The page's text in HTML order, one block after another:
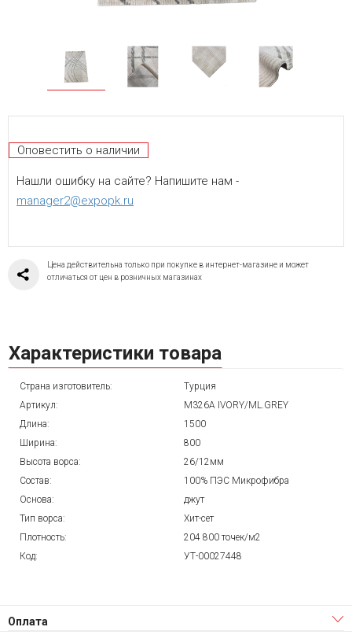
Оповестить о наличии
Нашли ошибку на сайте? Напишите нам -
manager2@expopk.ru
Цена действительна только при покупке в интернет-магазине и может
отличаться от цен в розничных магазинах
Характеристики товара
Страна изготовитель:
Турция
Артикул:
M326A IVORY/ML.GREY
Длина:
1500
Ширина:
800
Высота ворса:
26/12мм
Состав:
100% ПЭС Микрофибра
Основа:
джут
Тип ворса:
Хит-сет
Плотность:
204 800 точек/м2
Код:
УТ-00027448
Оплата